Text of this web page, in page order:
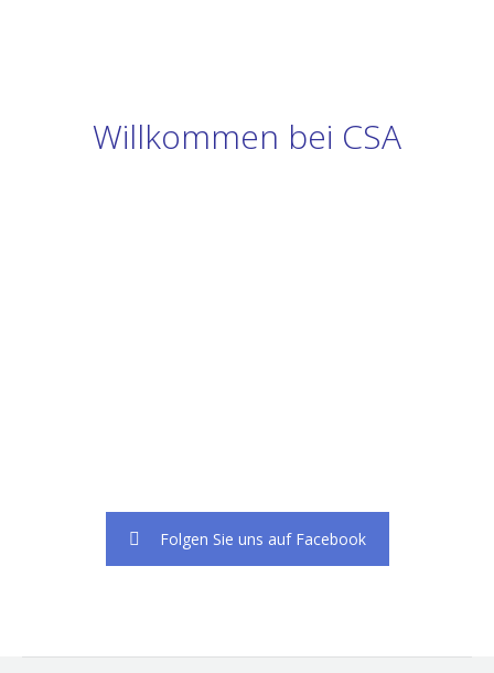
Willkommen bei CSA
Folgen Sie uns auf Facebook